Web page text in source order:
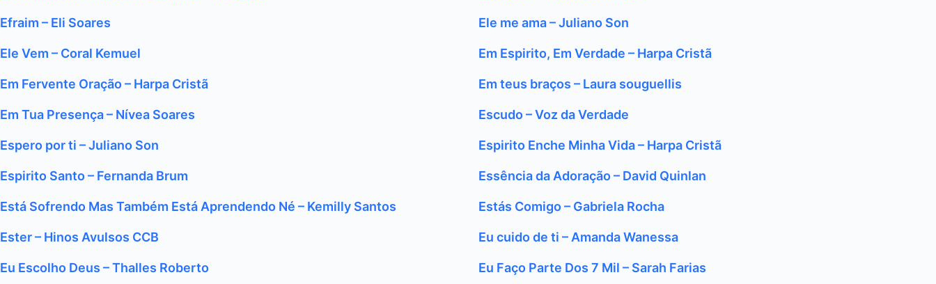
Efraim – Eli Soares Ele me ama – Juliano Son
Ele Vem – Coral Kemuel Em Espirito, Em Verdade – Harpa Cristã
Em Fervente Oração – Harpa Cristã Em teus braços – Laura souguellis
Em Tua Presença – Nívea Soares Escudo – Voz da Verdade
Espero por ti – Juliano Son Espirito Enche Minha Vida – Harpa Cristã
Espirito Santo – Fernanda Brum Essência da Adoração – David Quinlan
Está Sofrendo Mas Também Está Aprendendo Né – Kemilly Santos Estás Comigo – Gabriela Rocha
Ester – Hinos Avulsos CCB Eu cuido de ti – Amanda Wanessa
Eu Escolho Deus – Thalles Roberto Eu Faço Parte Dos 7 Mil – Sarah Farias